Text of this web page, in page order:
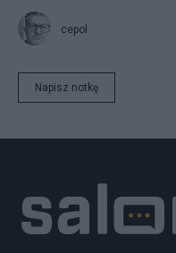
cepol
Napisz notkę